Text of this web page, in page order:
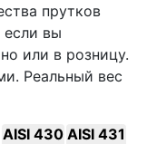
прутков
если вы
или в розницу.
Реальный вес
AISI 430 AISI 431